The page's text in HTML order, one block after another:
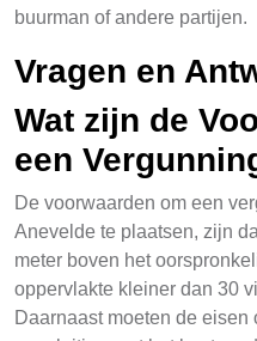
buurman of andere partijen.
Vragen en
Wat zijn de
een
De voorwaarden om een
Anevelde te plaatsen, zijn
meter boven het
oppervlakte kleiner dan 30
Daarnaast moeten de